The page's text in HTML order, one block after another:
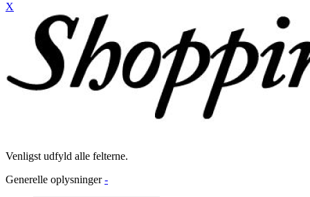
X
Venligst udfyld alle felterne.
Generelle oplysninger -